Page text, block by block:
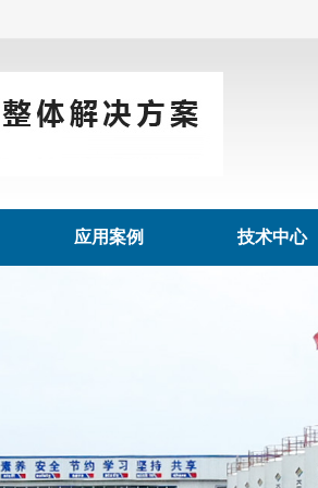
应用案例 技术中心